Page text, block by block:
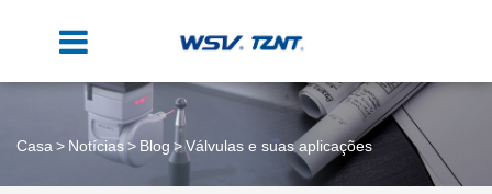
Casa Notícias Blog Válvulas e suas aplicações